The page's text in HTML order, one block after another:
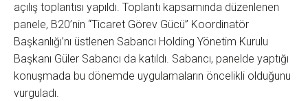
açılış toplantısı yapıldı. Toplantı kapsamında düzenlenen
panele, B20’nin “Ticaret Görev Gücü” Koordinatör
Başkanlığı’nı üstlenen Sabancı Holding Yönetim Kurulu
Başkanı Güler Sabancı da katıldı. Sabancı, panelde yaptığı
konuşmada bu dönemde uygulamaların öncelikli olduğunu
vurguladı.